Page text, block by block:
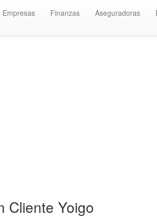
Empresas Finanzas Aseguradoras
Cliente Yoigo